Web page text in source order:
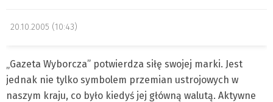
20.10.2005 (10:43)
„Gazeta Wyborcza” potwierdza siłę swojej marki. Jest
jednak nie tylko symbolem przemian ustrojowych w
naszym kraju, co było kiedyś jej główną walutą. Aktywne